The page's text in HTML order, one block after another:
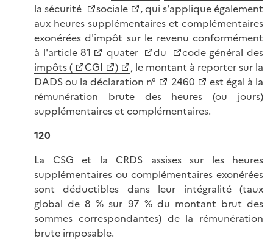
la sécurité
sociale
, qui s'applique également
aux heures supplémentaires et complémentaires
exonérées d'impôt sur le revenu conformément
à l'article 81 quater du
code général des
impôts (
CGI )
, le montant à reporter sur la
DADS ou ladéclaration n° 2460
est égal à la
rémunération brute des heures (ou jours)
supplémentaires et complémentaires.
120
La CSG et la CRDS assises sur les heures
supplémentaires ou complémentaires exonérées
sont déductibles dans leur intégralité (taux
global de 8 % sur 97 % du montant brut des
sommes correspondantes) de la rémunération
brute imposable.